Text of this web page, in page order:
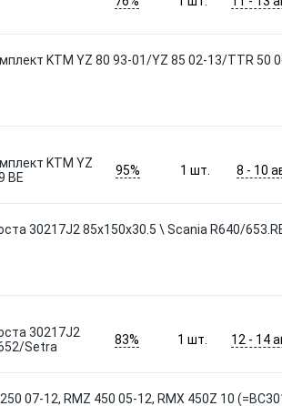
KTM YZ 80 93-01/YZ 85 02-13/TTR 50
KTM YZ
BE
95% 1шт. 8 - 10
30217J2 85x150x30.5 \ Scania R640/
30217J2
Setra
83% 1 шт. 12 - 14
07-12, RMZ 450 05-12, RMX 450Z 10